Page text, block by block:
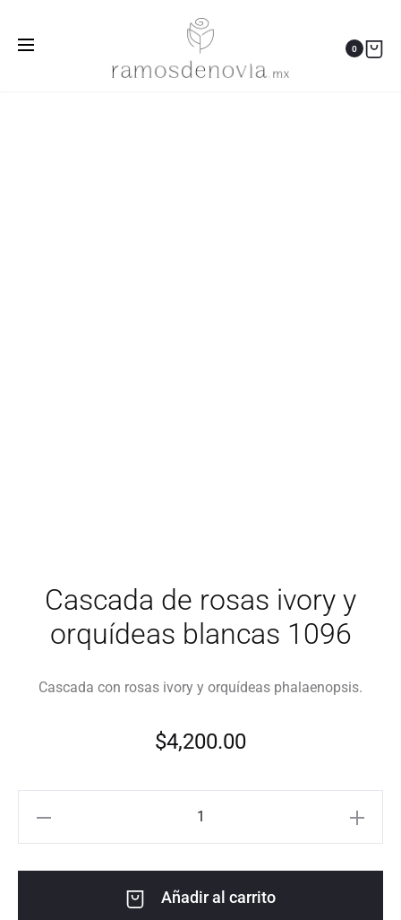
0
Cascada de rosas ivory y orquídeas blancas
Cascada de rosas ivory y
orquídeas blancas 1096
Cascada con rosas ivory y orquídeas phalaenopsis.
$4,200.00
Añadir al carrito